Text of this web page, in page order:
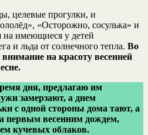
целевые прогулки, и
«Осторожно, сосулька» и
на имеющиеся у детей
и льда от солнечного тепла. Во
на красоту весенней
дня, предлагаю им
замерзают, а днем
с одной стороны дома тают, а
первым весенним дождем,
кучевых облаков.